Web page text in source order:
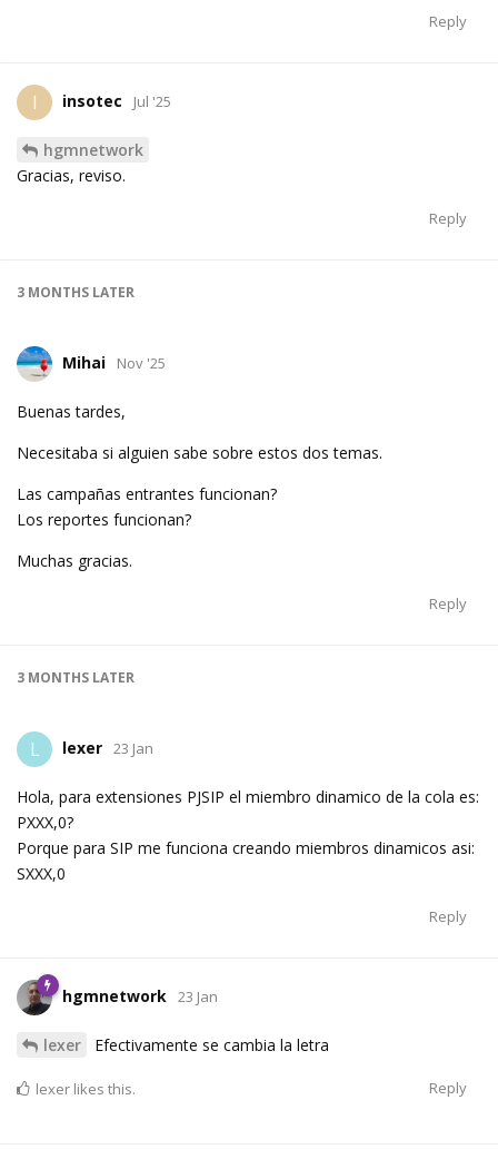
Reply
I insotec Jul '25
hgmnetwork
Gracias, reviso.
Reply
3 MONTHS LATER
Mihai Nov '25
Buenas tardes,
Necesitaba si alguien sabe sobre estos dos temas.
Las campañas entrantes funcionan?
Los reportes funcionan?
Muchas gracias.
Reply
3 MONTHS LATER
L lexer 23 Jan
Hola, para extensiones PJSIP el miembro dinamico de la cola es:
PXXX,0?
Porque para SIP me funciona creando miembros dinamicos asi:
SXXX,0
Reply
hgmnetwork 23 Jan
lexer Efectivamente se cambia la letra
Reply
lexer likes this.